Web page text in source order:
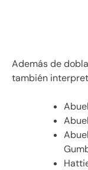
Además de
también